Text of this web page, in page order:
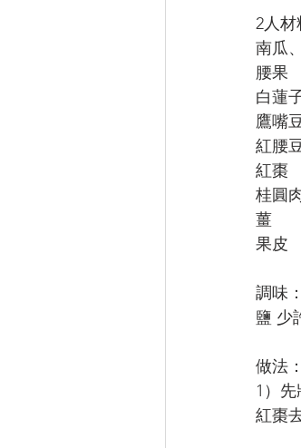
2人材
南瓜
腰果
白蓮
鷹嘴
紅腰
紅棗
桂圓
薑
果皮
調味：
鹽 少
做法：
1）
紅棗